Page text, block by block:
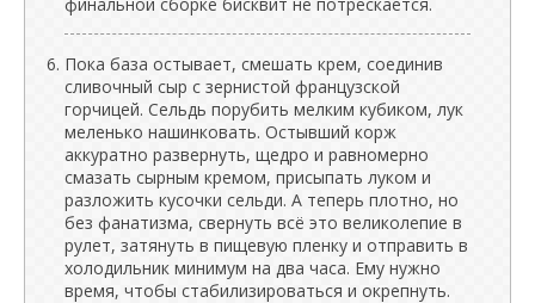
Пока база остывает, смешать крем, соединив
сливочный сыр с зернистой французской
горчицей. Сельдь порубить мелким кубиком, лук
меленько нашинковать. Остывший корж
аккуратно развернуть, щедро и равномерно
смазать сырным кремом, присыпать луком и
разложить кусочки сельди. А теперь плотно, но
без фанатизма, свернуть всё это великолепие в
рулет, затянуть в пищевую пленку и отправить в
холодильник минимум на два часа. Ему нужно
время, чтобы стабилизироваться и окрепнуть.